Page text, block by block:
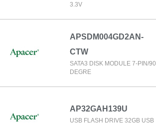
3.3V
APSDM004GD2AN-
CTW
SATA3 DISK MODULE 7-PIN/90
DEGRE
AP32GAH139U
USB FLASH DRIVE 32GB USB